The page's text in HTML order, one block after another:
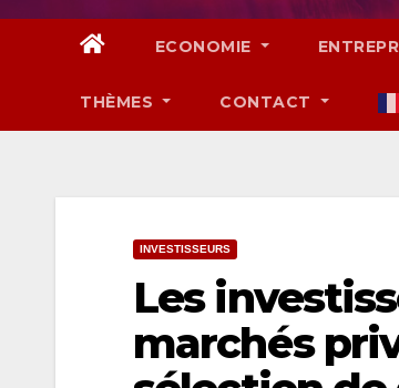
ECONOMIE
THÈMES CONTACT
INVESTISSEURS
Les
marchés